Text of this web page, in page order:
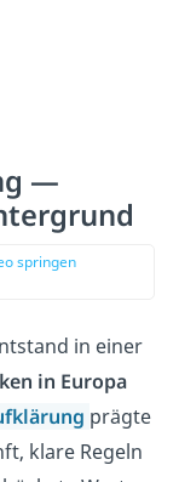
—
springen
in einer
in Europa
prägte
klare Regeln